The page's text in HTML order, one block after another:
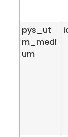
pys_ut
m_medi
um